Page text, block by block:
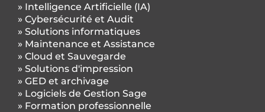
» Intelligence Artificielle (IA)
» Cybersécurité et Audit
» Solutions informatiques
» Maintenance et Assistance
» Cloud et Sauvegarde
» Solutions d'impression
» GED et archivage
» Logiciels de Gestion Sage
» Formation professionnelle